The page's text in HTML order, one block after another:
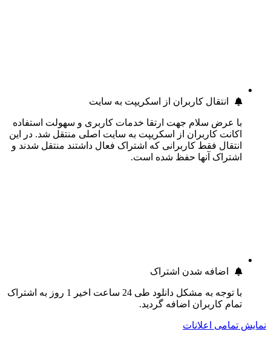
انتقال کاربران از اسکریپت به سایت
با عرض سلام جهت ارتقا خدمات کاربری و سهولت استفاده
اکانت کاربران از اسکریپت به سایت اصلی منتقل شد. در این
انتقال فقط کاربرانی که اشتراک فعال داشتند منتقل شدند و
اشتراک آنها حفظ شده است.
اضافه شدن اشتراک
با توجه به مشکل دانلود طی 24 ساعت اخیر 1 روز به اشتراک
تمام کاربران اضافه گردید.
نمایش تمامی اعلانات